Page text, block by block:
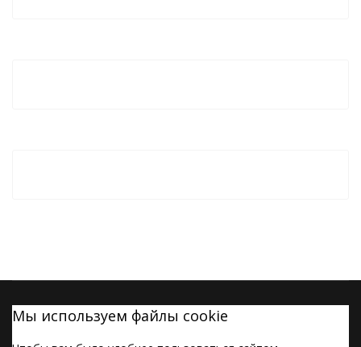
Мы используем файлы cookie